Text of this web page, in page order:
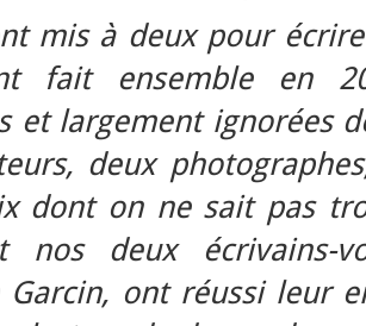
mis à deux pour
fait ensemble en
et largement ignorées
deux
dont on ne sait pas
nos deux écrivains-
Garcin, ont réussi leur